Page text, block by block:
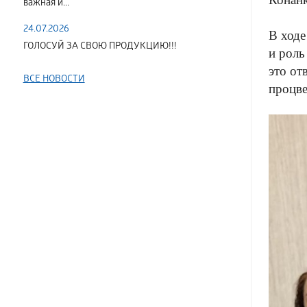
важная и...
24.07.2026
ГОЛОСУЙ ЗА СВОЮ ПРОДУКЦИЮ!!!
ВСЕ НОВОСТИ
В
и
это